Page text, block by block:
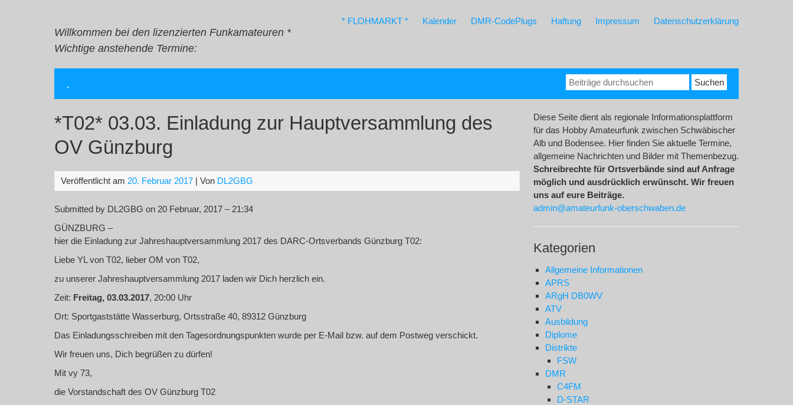
Willkommen bei den lizenzierten Funkamateuren *
Wichtige anstehende Termine:
* FLOHMARKT * Kalender DMR-CodePlugs Haftung Impressum Datenschutzerklärung
.
Suchen
nach:
*T02* 03.03. Einladung zur Hauptversammlung des
OV Günzburg
Veröffentlicht am 20. Februar 2017 | Von DL2GBG
Submitted by DL2GBG on 20 Februar, 2017 – 21:34
GÜNZBURG –
hier die Einladung zur Jahreshauptversammlung 2017 des DARC-Ortsverbands Günzburg T02:
Liebe YL von T02, lieber OM von T02,
zu unserer Jahreshauptversammlung 2017 laden wir Dich herzlich ein.
Zeit: Freitag, 03.03.2017, 20:00 Uhr
Ort: Sportgaststätte Wasserburg, Ortsstraße 40, 89312 Günzburg
Das Einladungsschreiben mit den Tagesordnungspunkten wurde per E-Mail bzw. auf dem Postweg verschickt.
Wir freuen uns, Dich begrüßen zu dürfen!
Mit vy 73,
die Vorstandschaft des OV Günzburg T02
Diese Seite dient als regionale Informationsplattform
für das Hobby Amateurfunk zwischen Schwäbischer
Alb und Bodensee. Hier finden Sie aktuelle Termine,
allgemeine Nachrichten und Bilder mit Themenbezug.
Schreibrechte für Ortsverbände sind auf Anfrage
möglich und ausdrücklich erwünscht. Wir freuen
uns auf eure Beiträge.
admin@amateurfunk-oberschwaben.de
Kategorien
Allgemeine Informationen
APRS
ARgH DB0WV
ATV
Ausbildung
Diplome
Distrikte
FSW
DMR
C4FM
D-STAR